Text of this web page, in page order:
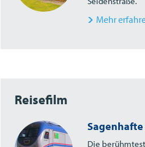
Mehr
Reisefilm
Die